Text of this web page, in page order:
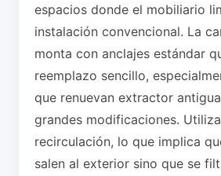
espacios donde el mobiliario
instalación convencional. La
monta con anclajes estándar
reemplazo sencillo,
que renuevan extractor
grandes modificaciones.
recirculación, lo que implica
salen al exterior sino que se